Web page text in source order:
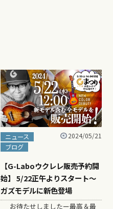
ニュース
ブログ
2024/05/21
【G-Laboウクレレ販売予約開
始】 5/22正午よりスタート〜
ガズモデルに新色登場
お待たせしましたー最高＆最